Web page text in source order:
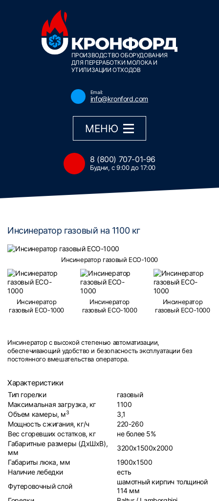
ПРОИЗВОДСТВО ОБОРУДОВАНИЯ
ДЛЯ ПЕРЕРАБОТКИ МОЛОКА И
УТИЛИЗАЦИИ ОТХОДОВ
Email:
info@kronford.com
МЕНЮ
8 (800) 707-01-96
Будни, с 9:00 до 17:00
Инсинератор газовый на 1100 кг
Инсинератор газовый ECO-1000
Инсинератор
газовый ECO-1000
Инсинератор
газовый ECO-1000
Инсинератор
газовый ECO-1000
Инсинератор с высокой степенью автоматизации,
обеспечивающий удобство и безопасность эксплуатации без
постоянного вмешательства оператора.
Характеристики
Тип горелки
газовый
Максимальная загрузка, кг
1100
Объем камеры, м3
3,1
Мощность сжигания, кг/ч
220-260
Вес сгоревших остатков, кг
не более 5%
Габаритные размеры (ДхШхВ),
мм
3200x1500x2000
Габариты люка, мм
1900х1500
Наличие лебедки
есть
Футеровочный слой
шамотный кирпич толщиной
114 мм